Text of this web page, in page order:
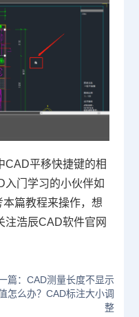
CAD平移快捷键的相
门 学习的小伙伴如
篇教程来操作，想
注浩辰CAD软件官网
篇：CAD测量长度不显示
怎么办？CAD标注大小调
整